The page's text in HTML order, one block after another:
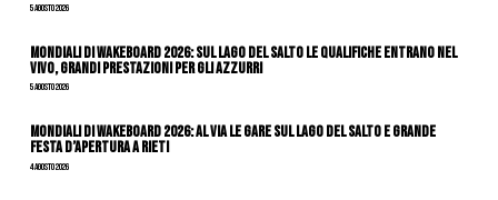
5 Agosto 2026
Mondiali di Wakeboard 2026: sul Lago del Salto le qualifiche entrano nel
vivo, grandi prestazioni per gli azzurri
5 Agosto 2026
Mondiali di Wakeboard 2026: al via le gare sul Lago del Salto e grande
festa d’apertura a Rieti
4 Agosto 2026